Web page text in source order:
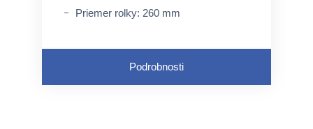
Priemer rolky: 260 mm
Podrobnosti